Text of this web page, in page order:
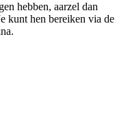
hebben, aarzel dan
kunt hen bereiken via de